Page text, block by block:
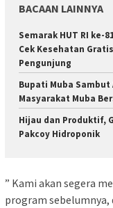
BACAAN LAINNYA
Semarak HUT RI ke-
Cek Kesehatan
Pengunjung
Bupati Muba
Masyarakat Muba
Hijau dan Produktif,
Pakcoy Hidroponik
” Kami akan segera
program